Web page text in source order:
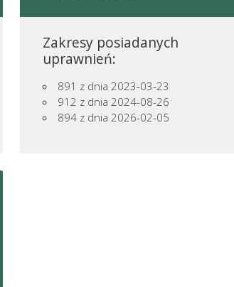
Zakresy posiadanych
uprawnień:
891 z dnia 2023-03-23
912 z dnia 2024-08-26
894 z dnia 2026-02-05